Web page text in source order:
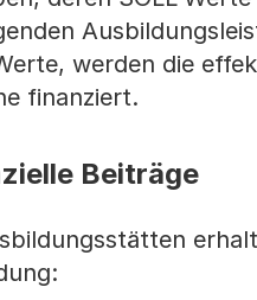
werden die
finanziert.
Beiträge